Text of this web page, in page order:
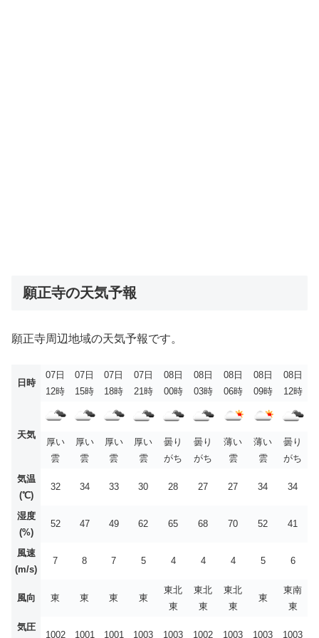
願正寺の天気予報
願正寺周辺地域の天気予報です。
日時
07日
12時
07日
15時
07日
18時
07日
21時
08日
00時
08日
03時
08日
06時
08日
09時
08日
12時
天気
厚い
雲
厚い
雲
厚い
雲
厚い
雲
曇り
がち
曇り
がち
薄い
雲
薄い
雲
曇り
がち
気温
(℃)
32 34 33 30 28 27 27 34 34
湿度
(%)
52 47 49 62 65 68 70 52 41
風速
(m/s)
7 8 7 5 4 4 4 5 6
風向 東 東 東 東
東北
東
東北
東
東北
東
東
東南
東
気圧
1002 1001 1001 1003 1003 1002 1003 1003 1003